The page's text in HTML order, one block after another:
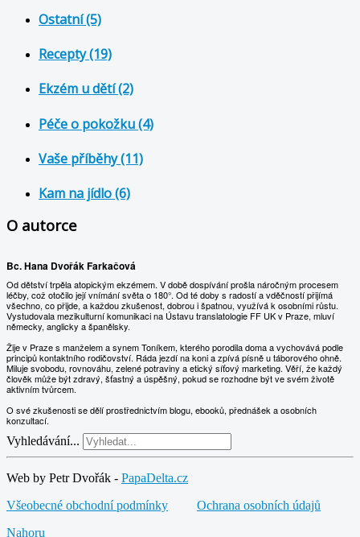
Ostatní (5)
Recepty (19)
Ekzém u dětí (2)
Péče o pokožku (4)
Vaše příběhy (11)
Kam na jídlo (6)
O autorce
Bc. Hana Dvořák Farkačová
Od dětství trpěla atopickým ekzémem. V době dospívání prošla náročným procesem
léčby, což otočilo její vnímání světa o 180°. Od té doby s radostí a vděčností přijímá
všechno, co přijde, a každou zkušenost, dobrou i špatnou, využívá k osobními růstu.
Vystudovala mezikulturní komunikaci na Ústavu translatologie FF UK v Praze, mluví
německy, anglicky a španělsky.
Žije v Praze s manželem a synem Toníkem, kterého porodila doma a vychovává podle
principů kontaktního rodičovství. Ráda jezdí na koni a zpívá písně u táborového ohně.
Miluje svobodu, rovnováhu, zelené potraviny a etický síťový marketing. Věří, že každý
člověk může být zdravý, šťastný a úspěšný, pokud se rozhodne být ve svém životě
aktivním tvůrcem.
O své zkušenosti se dělí prostřednictvím blogu, ebooků, přednášek a osobních
konzultací.
Vyhledávání...
Web by Petr Dvořák - PapaDelta.cz
Všeobecné obchodní podmínky
Ochrana osobních údajů
Nahoru